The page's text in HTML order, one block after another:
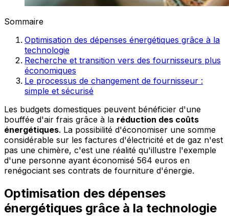
Sommaire
Optimisation des dépenses énergétiques grâce à la
technologie
Recherche et transition vers des fournisseurs plus
économiques
Le processus de changement de fournisseur :
simple et sécurisé
Les budgets domestiques peuvent bénéficier d'une
bouffée d'air frais grâce à la réduction des coûts
énergétiques. La possibilité d'économiser une somme
considérable sur les factures d'électricité et de gaz n'est
pas une chimère, c'est une réalité qu'illustre l'exemple
d'une personne ayant économisé 564 euros en
renégociant ses contrats de fourniture d'énergie.
Optimisation des dépenses
énergétiques grâce à la technologie